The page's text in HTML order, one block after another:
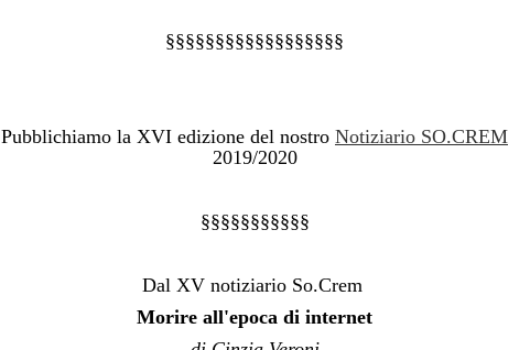
§§§§§§§§§§§§§§§§§§
Pubblichiamo la XVI edizione del nostro Notiziario SO.CREM
2019/2020
§§§§§§§§§§§
Dal XV notiziario So.Crem
Morire all'epoca di internet